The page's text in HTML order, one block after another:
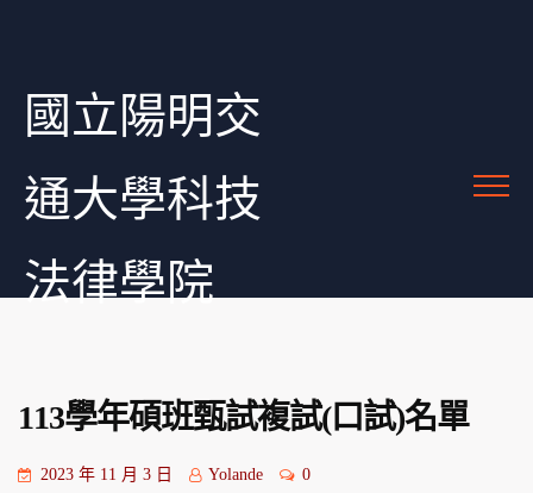
國立陽明交
通大學科技
法律學院
113學年碩班甄試複試(口試)名單
2023 年 11 月 3 日 Yolande 0